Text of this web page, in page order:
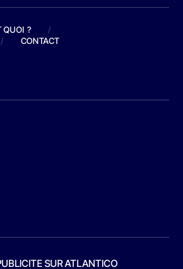
QUOI ?
/
/ CONTACT
SUR ATLANTICO